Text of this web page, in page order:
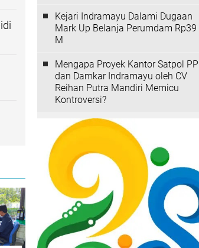
Kejari Indramayu Dalami Dugaan
Mark Up Belanja Perumdam Rp39
M
Mengapa Proyek Kantor Satpol PP
dan Damkar Indramayu oleh CV
Reihan Putra Mandiri Memicu
Kontroversi?